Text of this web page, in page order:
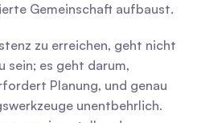
Gemeinschaft aufbaust.
zu erreichen, geht nicht
sein; es geht darum,
Planung, und genau
unentbehrlich.